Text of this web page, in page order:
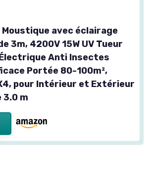
avec éclairage
3m, 4200V 15W UV Tueur
Anti Insectes
Portée 80-100m²,
pour Intérieur et Extérieur
3.0 m